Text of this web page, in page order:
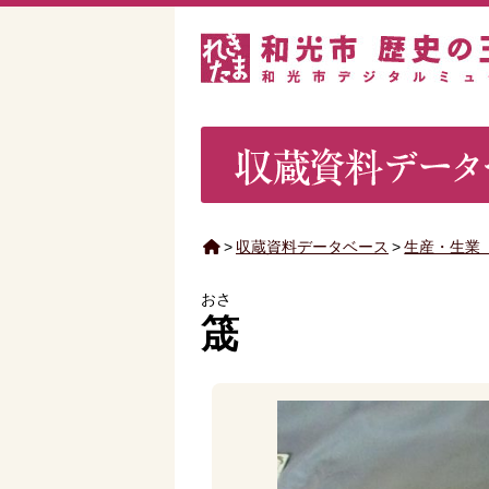
> 収蔵資料データベース > 生産・生業
おさ
筬